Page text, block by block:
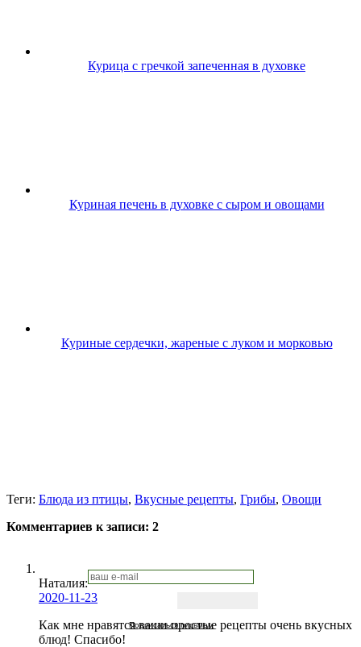
Курица с гречкой запеченная в духовке
Куриная печень в духовке с сыром и овощами
Куриные сердечки, жареные с луком и морковью
Подписаться письмом
Теги: Блюда из птицы, Вкусные рецепты, Грибы, Овощи
Комментариев к записи: 2
Наталия:
2020-11-23
Как мне нравятся ваши простые рецепты очень вкусных
блюд! Спасибо!